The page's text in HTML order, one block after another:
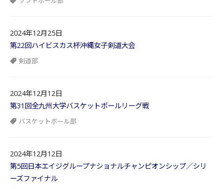
2024年12月25日
第22回ハイビスカス杯沖縄女子剣道大会
剣道部
2024年12月12日
第31回全九州大学バスケットボールリーグ戦
バスケットボール部
2024年12月12日
第5回日本エイジグループナショナルチャンピオンシップ／シリ
ーズファイナル